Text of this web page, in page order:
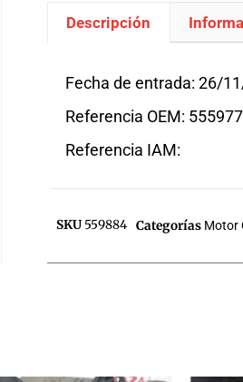
Descripción
Fecha de entrada: 26/
Referencia OEM:
Referencia IAM:
SKU 559884 Categorías Motor